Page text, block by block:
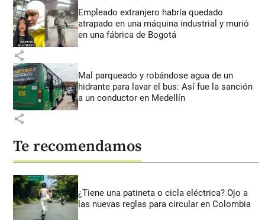
Empleado extranjero habría quedado
atrapado en una máquina industrial y murió
en una fábrica de Bogotá
share
Mal parqueado y robándose agua de un
hidrante para lavar el bus: Así fue la sanción
a un conductor en Medellín
share
Te recomendamos
¿Tiene una patineta o cicla eléctrica? Ojo a
las nuevas reglas para circular en Colombia